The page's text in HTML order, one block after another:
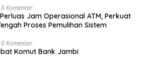
0 Komentar
Jam Operasional ATM, Perkuat
Proses Pemulihan Sistem
0 Komentar
Komut Bank Jambi